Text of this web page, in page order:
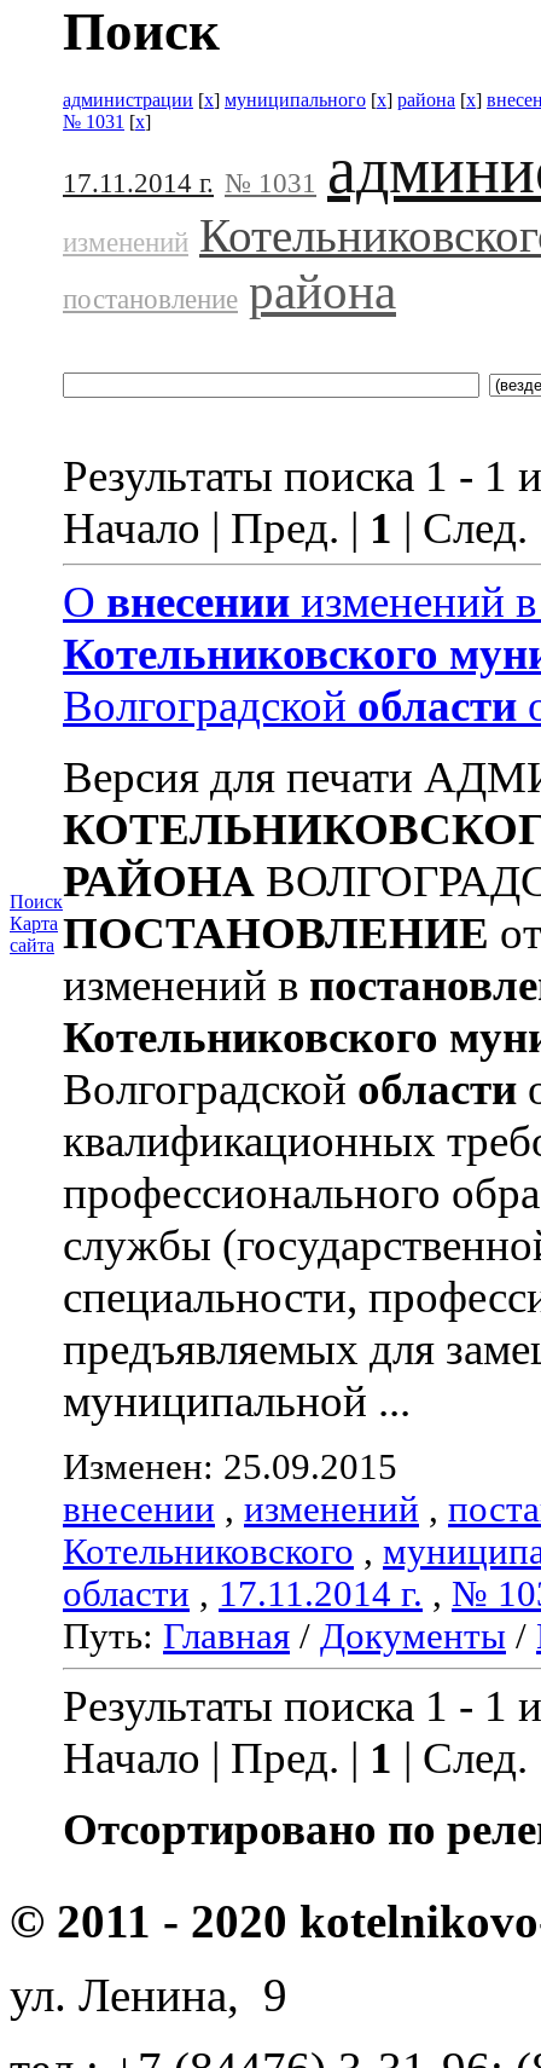
Поиск
Карта
сайта
Поиск
администрации [x] муниципального [x] района [x]
№ 1031 [x]
17.11.2014 г. № 1031
изменений
постановление района
Результаты поиска 1 - 1
Начало | Пред. | 1 |
О внесении изменений
Котельниковского
Волгоградской области
Версия для печати
РАЙОНА
ПОСТАНОВЛЕНИЕ
изменений в
Котельниковского
Волгоградской области
квалификационных
профессионального
службы
специальности,
предъявляемых для
муниципальной ...
Изменен: 25.09.2015
внесении , изменений ,
Котельниковского ,
области , 17.11.2014 г. , №
Путь: Главная / Документы /
Результаты поиска 1 - 1
Начало | Пред. | 1 |
Отсортировано по
© 2011 - 2020
ул. Ленина, 9